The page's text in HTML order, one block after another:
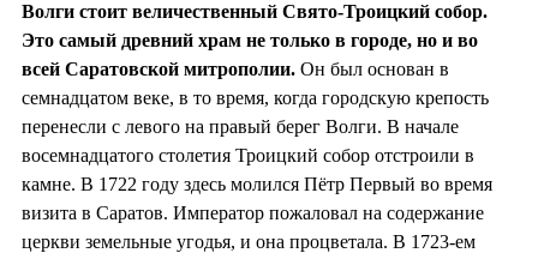
Волги стоит величественный Свято-Троицкий собор.
Это самый древний храм не только в городе, но и во
всей Саратовской митрополии. Он был основан в
семнадцатом веке, в то время, когда городскую крепость
перенесли с левого на правый берег Волги. В начале
восемнадцатого столетия Троицкий собор отстроили в
камне. В 1722 году здесь молился Пётр Первый во время
визита в Саратов. Император пожаловал на содержание
церкви земельные угодья, и она процветала. В 1723-ем